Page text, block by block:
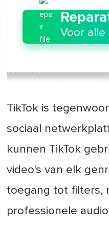
Voor
TikTok is
sociaal
kunnen TikTok
video's van elk
toegang tot filters,
professionele